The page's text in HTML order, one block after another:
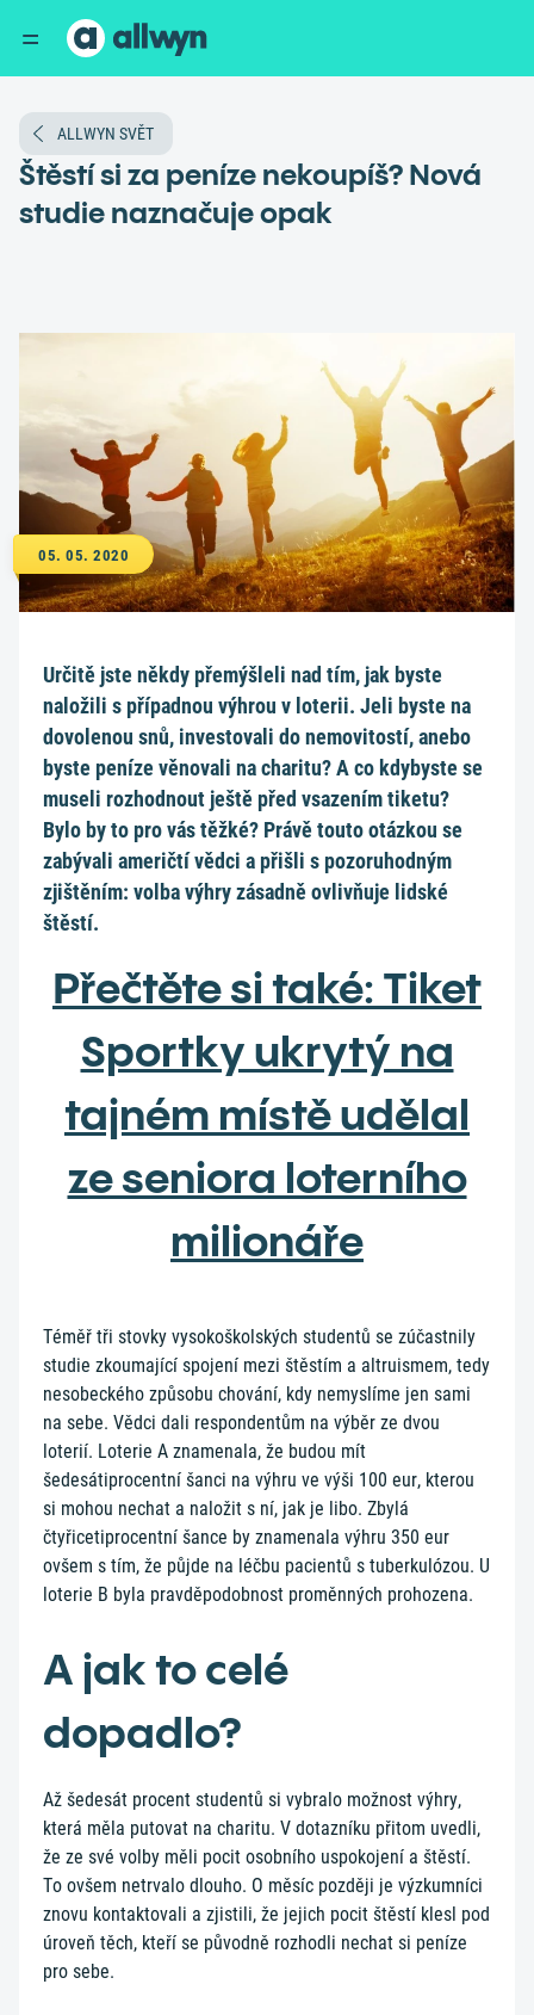
ALLWYN SVĚT
Štěstí si za peníze nekoupíš? Nová
studie naznačuje opak
05. 05. 2020
Určitě jste někdy přemýšleli nad tím, jak byste
naložili s případnou výhrou v loterii. Jeli byste na
dovolenou snů, investovali do nemovitostí, anebo
byste peníze věnovali na charitu? A co kdybyste se
museli rozhodnout ještě před vsazením tiketu?
Bylo by to pro vás těžké? Právě touto otázkou se
zabývali američtí vědci a přišli s pozoruhodným
zjištěním: volba výhry zásadně ovlivňuje lidské
štěstí.
Přečtěte si také: Tiket
Sportky ukrytý na
tajném místě udělal
ze seniora loterního
milionáře
Téměř tři stovky vysokoškolských studentů se zúčastnily
studie zkoumající spojení mezi štěstím a altruismem, tedy
nesobeckého způsobu chování, kdy nemyslíme jen sami
na sebe. Vědci dali respondentům na výběr ze dvou
loterií. Loterie A znamenala, že budou mít
šedesátiprocentní šanci na výhru ve výši 100 eur, kterou
si mohou nechat a naložit s ní, jak je libo. Zbylá
čtyřicetiprocentní šance by znamenala výhru 350 eur
ovšem s tím, že půjde na léčbu pacientů s tuberkulózou. U
loterie B byla pravděpodobnost proměnných prohozena.
A jak to celé
dopadlo?
Až šedesát procent studentů si vybralo možnost výhry,
která měla putovat na charitu. V dotazníku přitom uvedli,
že ze své volby měli pocit osobního uspokojení a štěstí.
To ovšem netrvalo dlouho. O měsíc později je výzkumníci
znovu kontaktovali a zjistili, že jejich pocit štěstí klesl pod
úroveň těch, kteří se původně rozhodli nechat si peníze
pro sebe.